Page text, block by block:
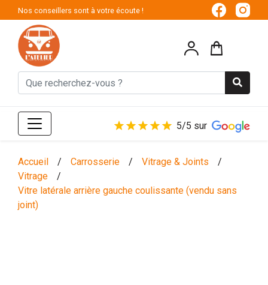
Nos conseillers sont à votre écoute !
5/5 sur
Accueil / Carrosserie / Vitrage & Joints
/
Vitrage
/
Vitre latérale arrière gauche coulissante (vendu sans
joint)